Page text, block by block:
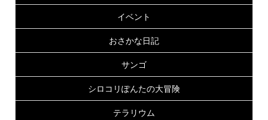
イベント
おさかな日記
サンゴ
シロコリぽんたの大冒険
テラリウム